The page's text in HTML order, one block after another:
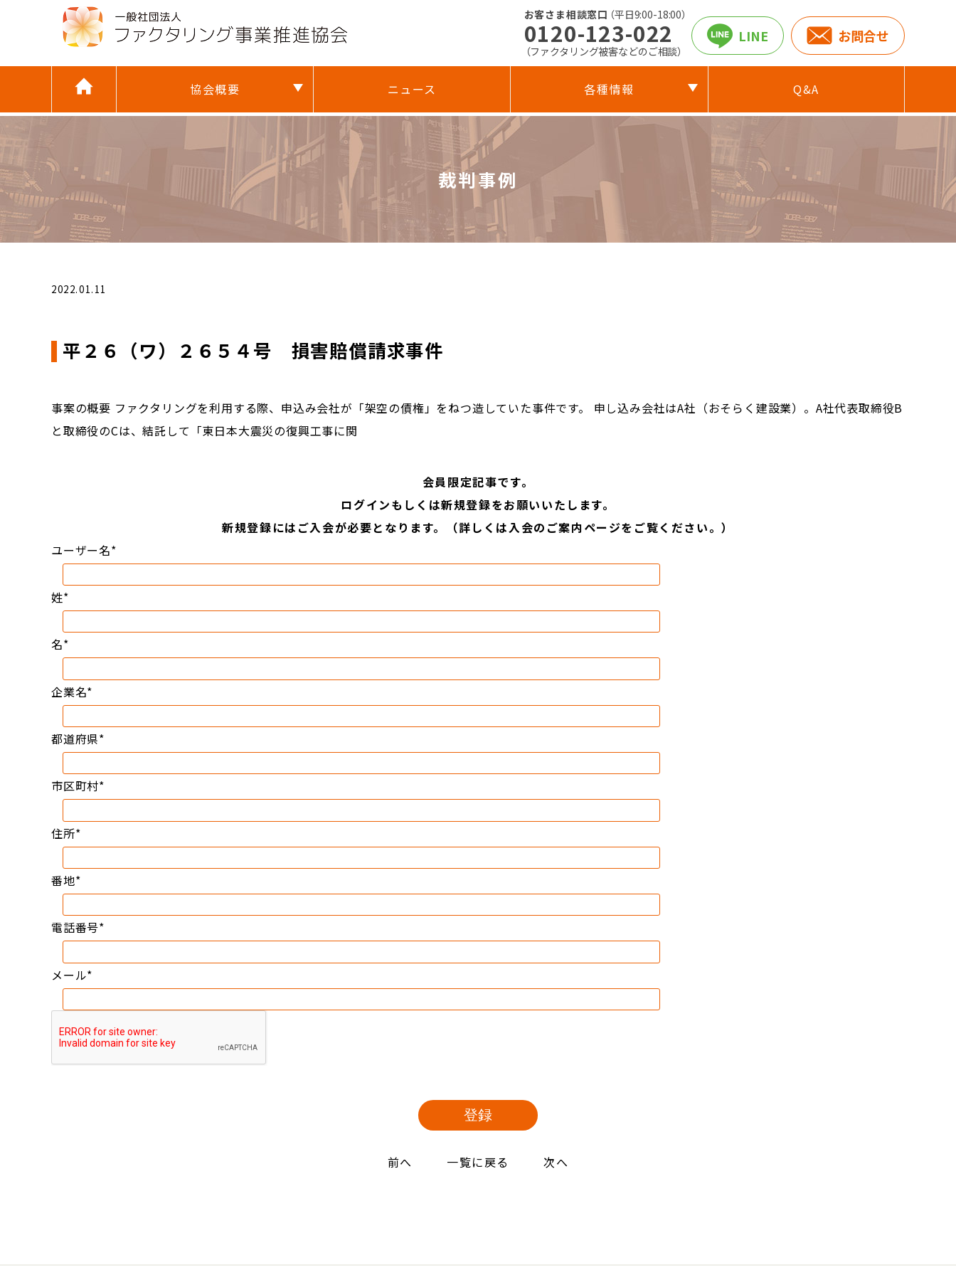
お客さま相談窓口（平日9:00-18:00）
0120-123-022
（ファクタリング被害などのご相談）
LINE お問合せ
協会概要 ニュース 各種情報 Q&A
裁判事例
2022.01.11
平２６（ワ）２６５４号 損害賠償請求事件
事案の概要 ファクタリングを利用する際、申込み会社が「架空の債権」をねつ造していた事件です。 申し込み会社はA社（おそらく建設業）。A社代表取締役B
と取締役のCは、結託して「東日本大震災の復興工事に関
会員限定記事です。
ログインもしくは新規登録をお願いいたします。
新規登録にはご入会が必要となります。（詳しくは入会のご案内ページをご覧ください。）
ユーザー名*
姓*
名*
企業名*
都道府県*
市区町村*
住所*
番地*
電話番号*
メール*
前へ 一覧に戻る 次へ